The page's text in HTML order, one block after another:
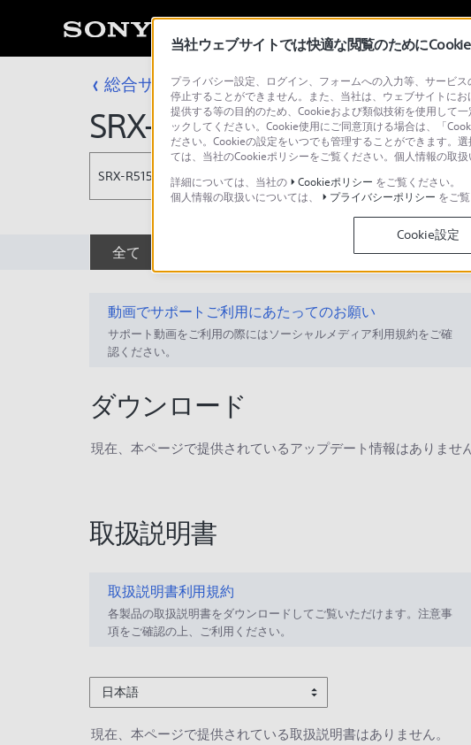
総合サポート・お問い合わせ 4Kデジタルシネマプロジェク
SRX-R515P
SRX-R515P
全て 取扱説明書 Q&A
動画でサポートご利用にあたってのお願い
サポート動画をご利用の際にはソーシャルメディア利用規約をご確
認ください。
ダウンロード
現在、本ページで提供されているアップデート情報はありません
取扱説明書
取扱説明書利用規約
各製品の取扱説明書をダウンロードしてご覧いただけます。注意事
項をご確認の上、ご利用ください。
日本語
現在、本ページで提供されている取扱説明書はありません。
当社ウェブサイトでは快適な閲覧のためにCookie
プライバシー設定、ログイン、フォームへの入力等、サービ
停止することができません。また、当社は、ウェブサイトに
提供する等の目的のため、Cookieおよび類似技術を使用して
ックしてください。Cookie使用にご同意頂ける場合は、「
ださい。Cookieの設定をいつでも管理することができます。
ては、当社のCookieポリシーをご覧ください。個人情報の取
詳細については、当社の
Cookieポリシー をご覧ください。
個人情報の取扱いについては、
プライバシーポリシー をご覧
Cookie設定